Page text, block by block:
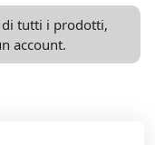
di tutti i prodotti,
account.